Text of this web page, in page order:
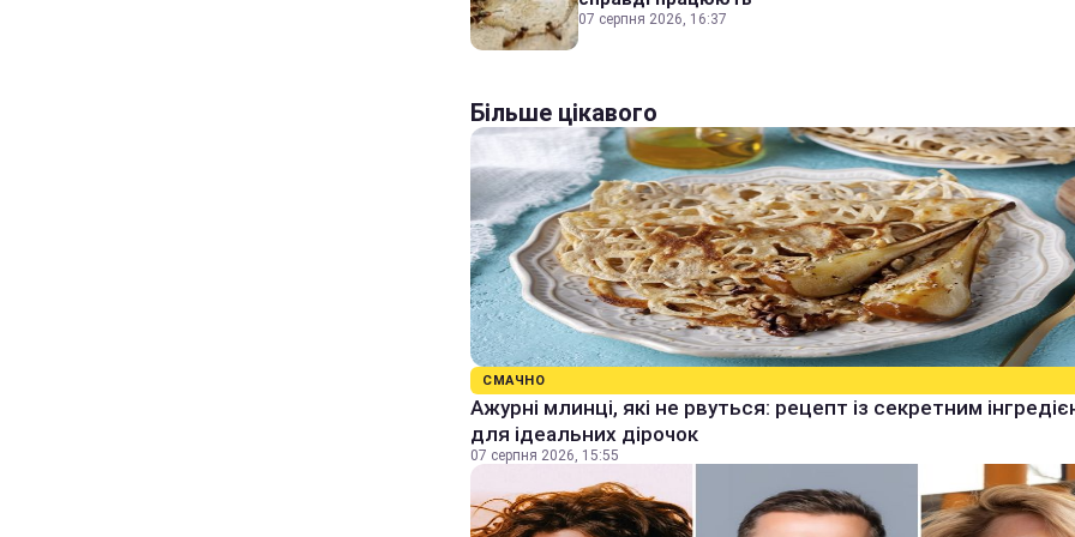
07 серпня 2026, 16:37
Більше цікавого
СМАЧНО
Ажурні млинці, які не рвуться: рецепт із секретним
для ідеальних дірочок
07 серпня 2026, 15:55